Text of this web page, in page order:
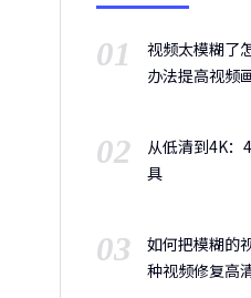
01
视频太模糊了
办法提高视频
02
从低清到4K：
具
03
如何把模糊的
种视频修复高